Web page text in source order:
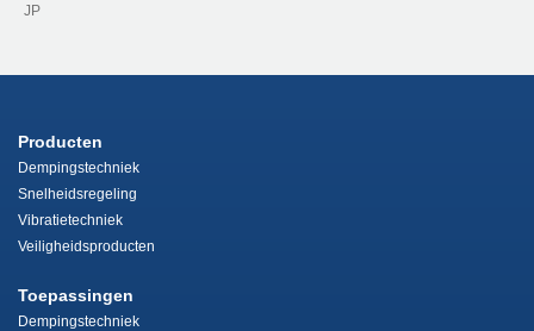
JP
Producten
Dempingstechniek
Snelheidsregeling
Vibratietechniek
Veiligheidsproducten
Toepassingen
Dempingstechniek